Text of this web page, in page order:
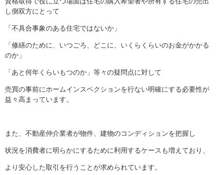
し側双方にとって
「不具合事象のある住宅ではないか」
「修繕のために、いつごろ、どこに、いくらくらいのお金がかかる
のか」
「あと何年くらいもつのか」等々の疑問点に対して
売買の事前にホームインスペクションを行ない明確にする必要性が
益々高まっています。
また、不動産仲介業者が物件、建物のコンディションを把握し
状況を消費者に明らかにするために利用するケースも増えており、
より安心した取引を行うことが求められています。